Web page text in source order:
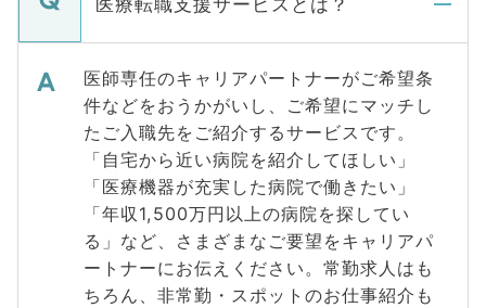
医療転職支援サービスとは？
医師専任のキャリアパートナーがご希望条
件などをおうかがいし、ご希望にマッチし
たご入職先をご紹介するサービスです。
「自宅から近い病院を紹介してほしい」
「医療機器が充実した病院で働きたい」
「年収1,500万円以上の病院を探してい
る」など、さまざまなご要望をキャリアパ
ートナーにお伝えください。常勤求人はも
ちろん、非常勤・スポットのお仕事紹介も